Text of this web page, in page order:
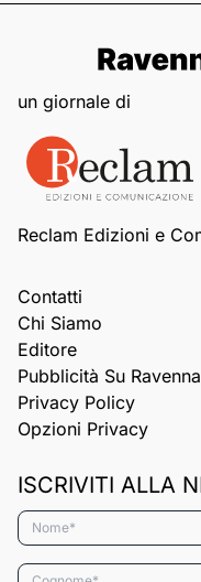
un giornale di
Reclam Edizioni e
Contatti
Chi Siamo
Editore
Pubblicità Su
Privacy Policy
Opzioni Privacy
ISCRIVITI ALLA
Nome*
Cognome*